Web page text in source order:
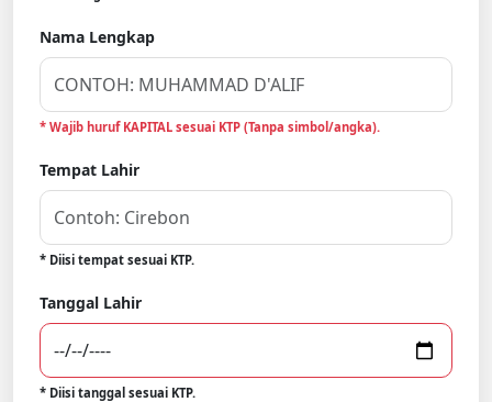
Nama Lengkap
* Wajib huruf KAPITAL sesuai KTP (Tanpa simbol/angka).
Tempat Lahir
* Diisi tempat sesuai KTP.
Tanggal Lahir
* Diisi tanggal sesuai KTP.